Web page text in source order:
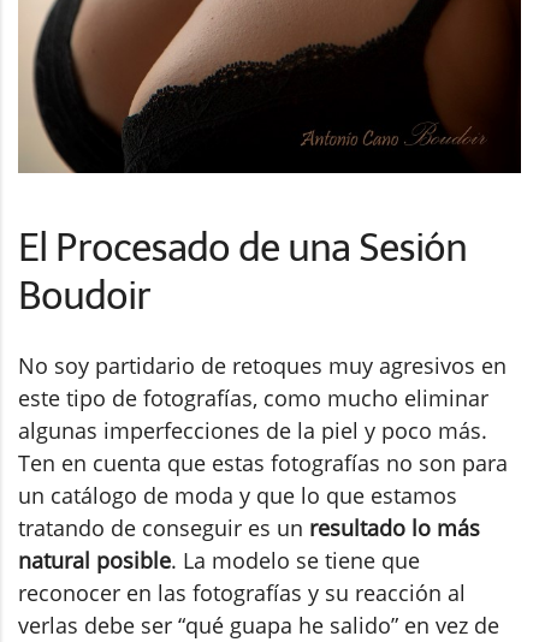
El Procesado de una Sesión
Boudoir
No soy partidario de retoques muy agresivos en
este tipo de fotografías, como mucho eliminar
algunas imperfecciones de la piel y poco más.
Ten en cuenta que estas fotografías no son para
un catálogo de moda y que lo que estamos
tratando de conseguir es un resultado lo más
natural posible. La modelo se tiene que
reconocer en las fotografías y su reacción al
verlas debe ser “qué guapa he salido” en vez de